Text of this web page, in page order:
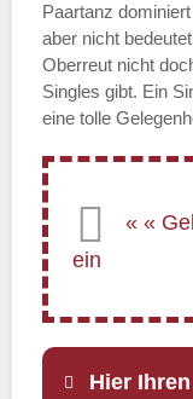
Paartanz
aber nicht
Oberreut nicht
Singles gibt. Ein
eine tolle
Hier